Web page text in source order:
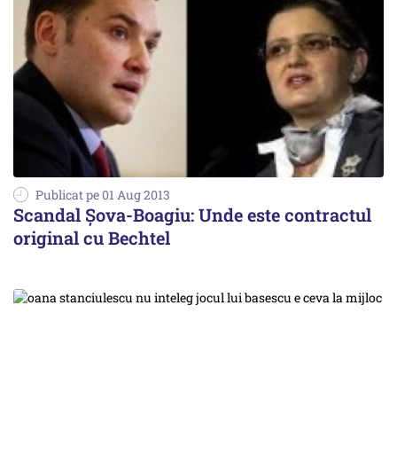
Publicat pe 01 Aug 2013
Scandal Șova-Boagiu: Unde este contractul
original cu Bechtel